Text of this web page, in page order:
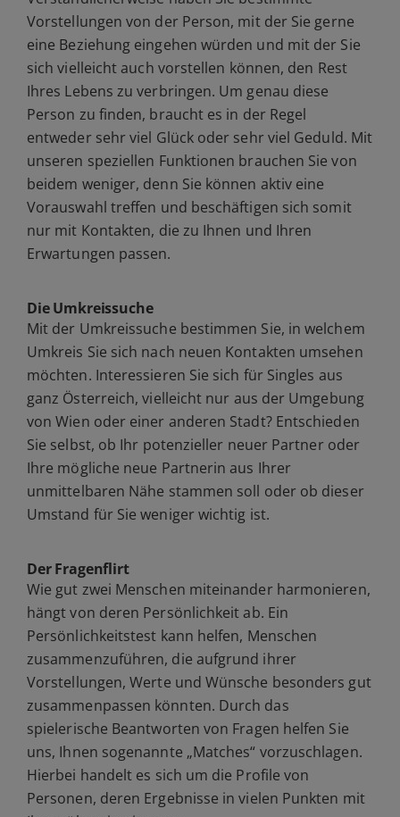
Vorstellungen von der Person, mit der Sie gerne
eine Beziehung eingehen würden und mit der Sie
sich vielleicht auch vorstellen können, den Rest
Ihres Lebens zu verbringen. Um genau diese
Person zu finden, braucht es in der Regel
entweder sehr viel Glück oder sehr viel Geduld. Mit
unseren speziellen Funktionen brauchen Sie von
beidem weniger, denn Sie können aktiv eine
Vorauswahl treffen und beschäftigen sich somit
nur mit Kontakten, die zu Ihnen und Ihren
Erwartungen passen.
Die Umkreissuche
Mit der Umkreissuche bestimmen Sie, in welchem
Umkreis Sie sich nach neuen Kontakten umsehen
möchten. Interessieren Sie sich für Singles aus
ganz Österreich, vielleicht nur aus der Umgebung
von Wien oder einer anderen Stadt? Entschieden
Sie selbst, ob Ihr potenzieller neuer Partner oder
Ihre mögliche neue Partnerin aus Ihrer
unmittelbaren Nähe stammen soll oder ob dieser
Umstand für Sie weniger wichtig ist.
Der Fragenflirt
Wie gut zwei Menschen miteinander harmonieren,
hängt von deren Persönlichkeit ab. Ein
Persönlichkeitstest kann helfen, Menschen
zusammenzuführen, die aufgrund ihrer
Vorstellungen, Werte und Wünsche besonders gut
zusammenpassen könnten. Durch das
spielerische Beantworten von Fragen helfen Sie
uns, Ihnen sogenannte „Matches“ vorzuschlagen.
Hierbei handelt es sich um die Profile von
Personen, deren Ergebnisse in vielen Punkten mit